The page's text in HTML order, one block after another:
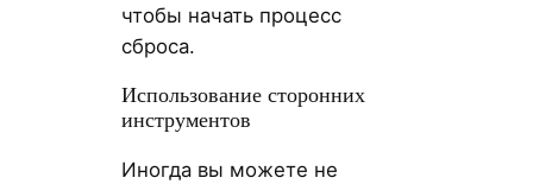
чтобы начать процесс
сброса.
Использование сторонних
инструментов
Иногда вы можете не